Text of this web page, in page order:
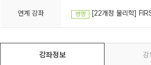
연계 강좌
병행 [22개정 물리학]
강좌정보 강